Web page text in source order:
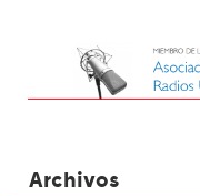
Archivos